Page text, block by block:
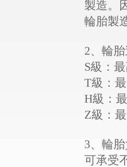
製造。
輪胎製
2、輪
S級：
T級：
H級：
Z級：
3、輪
可承受